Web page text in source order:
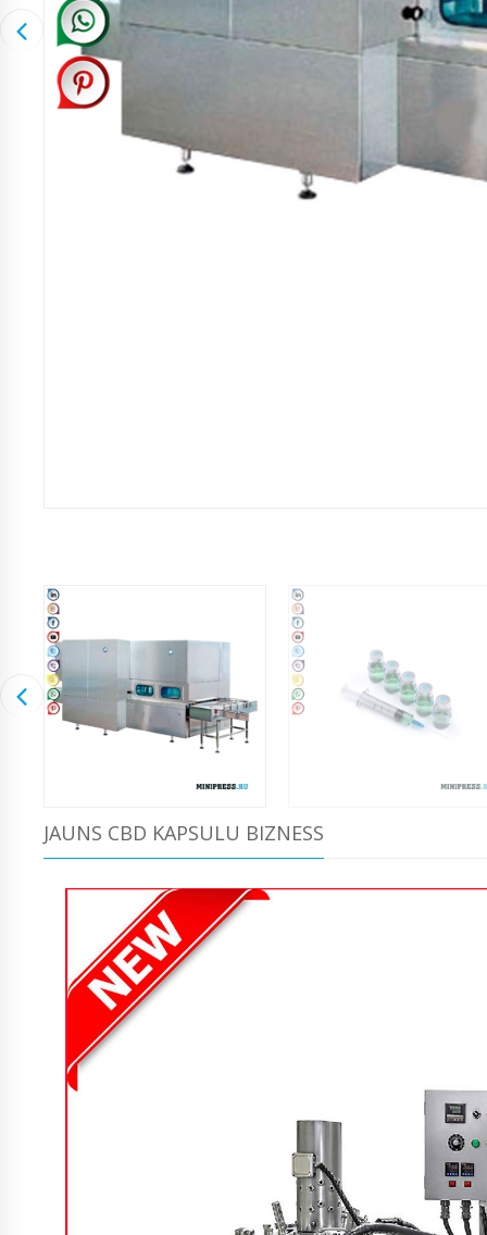
JAUNS CBD KAPSULU BIZNESS